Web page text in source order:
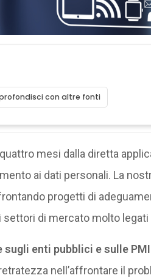
con altre fonti
mesi dalla diretta
ai dati personali. La
progetti di
settori di mercato molto
enti pubblici e sulle PMI
nell’affrontare il